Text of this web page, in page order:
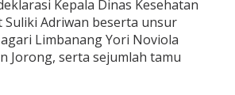
Kepala Dinas Kesehatan
Suliki Adriwan beserta unsur
Limbanang Yori Noviola
Jorong, serta sejumlah tamu